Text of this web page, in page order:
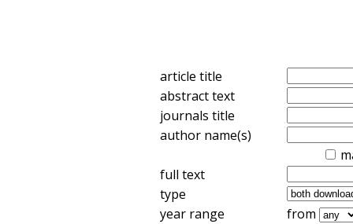
article title
abstract text
journals title
author name(s)
full text
type
year range
from